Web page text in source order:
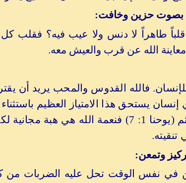
بصوت حزين وخافت:
طاهراً لا دنس ولا عيب فيه؟ فقلب
الله عن قرب والعيش معه.
فالله القدوس والمحب يريد أن
يستحق هذا الامتياز العظيم
الذي شفع فينا وطهّرنا من كل إثم (يوحنا 1: 7)
وتمعن:
في نفس الوقت تحل عليه الضربات من